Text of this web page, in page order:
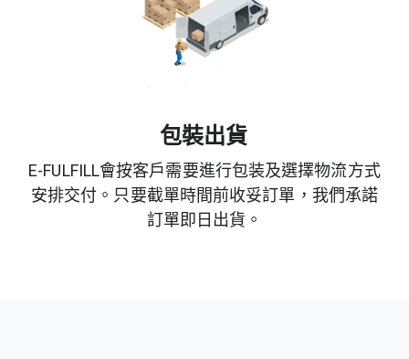
  包裝出貨
E-FULFILL會按客戶需要進行包装及選擇物流方式
安排交付。只要截單時間前收妥訂單，我們承諾
訂單即日出貨。